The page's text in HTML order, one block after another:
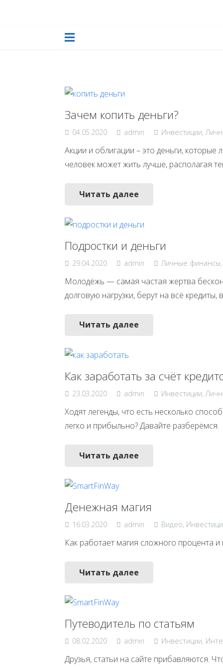
Зачем копить деньги?
04.05.2020 admin Инвестиции,
Акции и облигации – это деньги,
человек может жить лучше, располагая
Читать далее
Подростки и деньги
29.04.2020 admin Личные финансы
Молодёжь — самая частая жертва
долговую нагрузки, берут на всё
Читать далее
Как заработать за счёт
23.03.2020 admin Инвестиции,
Ходят легенды, что есть несколько
легко и прибыльно? Давайте разберёмся.
Читать далее
Денежная магия
16.03.2020 admin Видео,
Как работает магия сложного процента
Читать далее
Путеводитель по статьям
08.02.2020 admin Инвестиции,
Друзья, статьи на сайте прибавляются.